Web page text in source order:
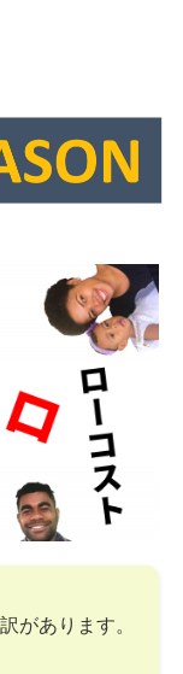
があります。